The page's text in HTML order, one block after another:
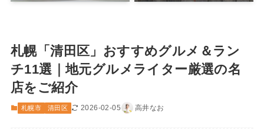
札幌「清田区」おすすめグルメ＆ラン
チ11選｜地元グルメライター厳選の名
店をご紹介
札幌市 清田区 2026-02-05 高井なお